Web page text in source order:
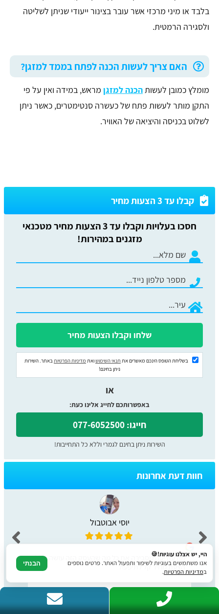
בלבד או מיני מרכזי אשר עובר בצינור ייעודי שניתן לשליטה
ולסגירה הרמטית.
האם צריך לעשות הכנה לפתח בממד למזגן?
מומלץ כמובן לעשותהכנה למזגן מראש, במידה ואין על פי
התקן מותר לעשות פתח של כעשרה סנטימטרים, כאשר ניתן
לשלוט בכניסה והיציאה של האוויר.
קבלו עד 3 הצעות מחיר
חסכו בעלויות וקבלו עד 3 הצעות מחיר מטכנאי
מזגנים במהירות!
בשליחת הטופס הינכם מאשרים את תנאי השימושואת מדיניות הפרטיות באתר. השירות
ניתן בחינם!
או
באפשרותכם לחייג אלינו כעת:
חייגו: 077-6052500
השירות ניתן בחינם לגמרי וללא כל התחייבות!
חוות דעת אחרונות
יוסי אבוטבול
מודעה יפה מסבירה את כל מה שהעסק הזה עושה כולל
הצעת מחיר קל לתיפעול.
לצפייה בכל הביקורות
היי, יש אצלנו עוגיות!🍪
אנו משתמשים בעוגיות לשיפור ותפעול האתר. פרטים נוספים
במדיניות הפרטיות.
הבנתי